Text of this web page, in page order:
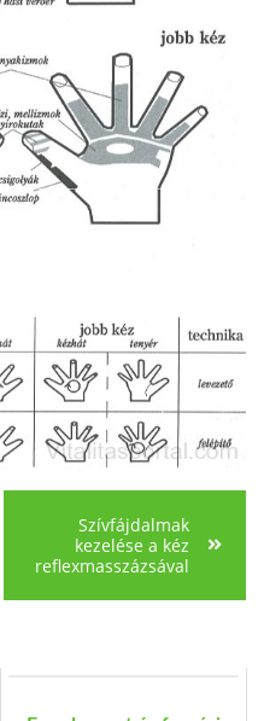
Szívfájdalmak
kezelése a kéz
reflexmasszázsával